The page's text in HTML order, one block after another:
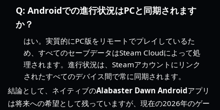
Q: Androidでの進行状況はPCと同期されます
か？
はい。実質的にPC版をリモートでプレイしているた
め、すべてのセーブデータはSteam Cloudによって処
理されます。進行状況は、Steamアカウントにリンク
されたすべてのデバイス間で常に同期されます。
結論として、ネイティブのAlabaster Dawn Androidアプリ
は将来への希望として残っていますが、現在の2026年のゲー